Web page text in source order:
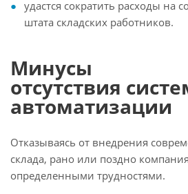
удастся сократить расходы на
штата складских работников.
Минусы
отсутствия
автоматизации
Отказываясь от внедрения
склада, рано или поздно
определенными трудностями.